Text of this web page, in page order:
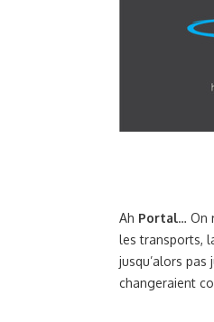
Ah Portal… On
les transports,
jusqu’alors
changeraient